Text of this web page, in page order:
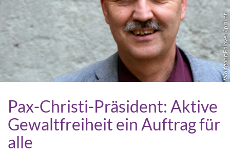
Wolfgang Palaver / privat
Pax-Christi-Präsident: Aktive
Gewaltfreiheit ein Auftrag für
alle